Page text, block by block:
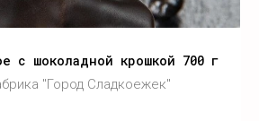
с шоколадной крошкой 700 г
"Город Сладкоежек"